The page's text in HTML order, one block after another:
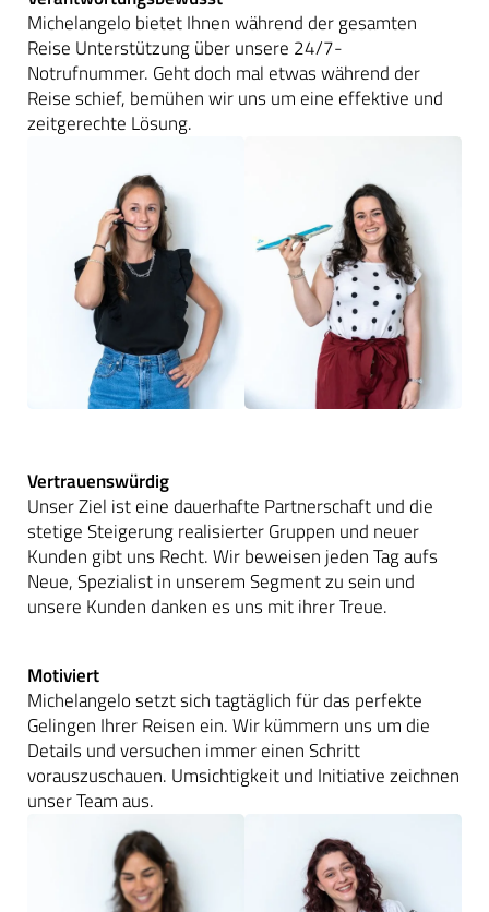
Michelangelo bietet Ihnen während der gesamten
Reise Unterstützung über unsere 24/7-
Notrufnummer. Geht doch mal etwas während der
Reise schief, bemühen wir uns um eine effektive und
zeitgerechte Lösung.
Vertrauenswürdig
Unser Ziel ist eine dauerhafte Partnerschaft und die
stetige Steigerung realisierter Gruppen und neuer
Kunden gibt uns Recht. Wir beweisen jeden Tag aufs
Neue, Spezialist in unserem Segment zu sein und
unsere Kunden danken es uns mit ihrer Treue.
Motiviert
Michelangelo setzt sich tagtäglich für das perfekte
Gelingen Ihrer Reisen ein. Wir kümmern uns um die
Details und versuchen immer einen Schritt
vorauszuschauen. Umsichtigkeit und Initiative zeichnen
unser Team aus.